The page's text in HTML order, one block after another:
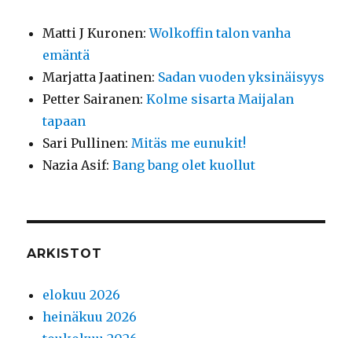
Matti J Kuronen:Wolkoffin talon vanha
emäntä
Marjatta Jaatinen: Sadan vuoden yksinäisyys
Petter Sairanen:Kolme sisarta Maijalan
tapaan
Sari Pullinen: Mitäs me eunukit!
Nazia Asif:Bang bang olet kuollut
ARKISTOT
elokuu 2026
heinäkuu 2026